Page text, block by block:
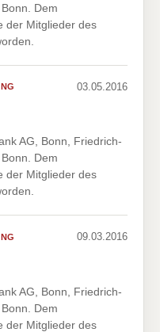
Dem
der Mitglieder des
03.05.2016
AG, Bonn, Friedrich-
Dem
der Mitglieder des
09.03.2016
AG, Bonn, Friedrich-
Dem
der Mitglieder des